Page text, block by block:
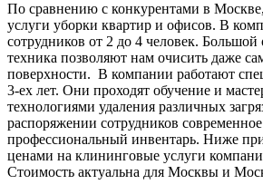
По сравнению с конкурентами в
услуги уборки квартир и офисов. В
сотрудников от 2 до 4 человек.
техника позволяют нам очисить даже
поверхности. В компании работают
3-ех лет. Они проходят обучение и
технологиями удаления различных
распоряжении сотрудников
профессиональный инвентарь. Ниже
ценами на клининговые услуги
Стоимость актуальна для Москвы и